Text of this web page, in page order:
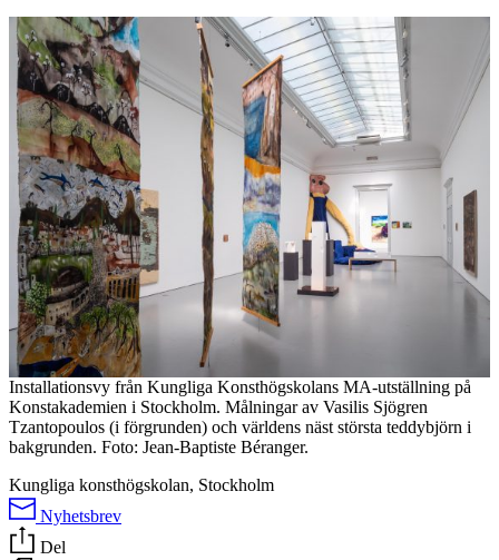
Installationsvy från Kungliga Konsthögskolans MA-utställning på
Konstakademien i Stockholm. Målningar av Vasilis Sjögren
Tzantopoulos (i förgrunden) och världens näst största teddybjörn i
bakgrunden. Foto: Jean-Baptiste Béranger.
Kungliga konsthögskolan, Stockholm
Nyhetsbrev
Del